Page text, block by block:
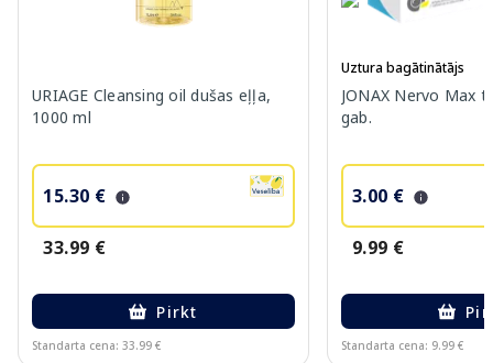
URIAGE Cleansing oil dušas eļļa,
1000 ml
15.30 €
33.99 €
Pirkt
Standarta cena: 33.99 €
Uztura bagātinātājs
JONAX Nervo Max
gab.
3.00 €
9.99 €
Standarta cena: 9.99 €